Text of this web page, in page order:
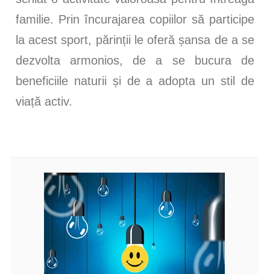
familie. Prin încurajarea copiilor să participe
la acest sport, părinții le oferă șansa de a se
dezvolta armonios, de a se bucura de
beneficiile naturii și de a adopta un stil de
viață activ.